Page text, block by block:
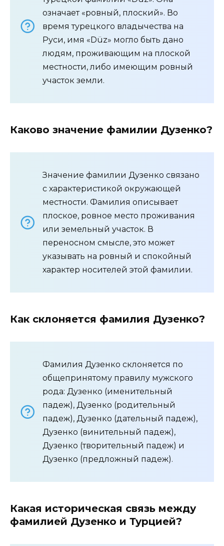
означает «ровный, плоский». Во
время турецкого владычества на
Руси, имя «Düz» могло быть дано
людям, проживающим на плоской
местности, либо имеющим ровный
участок земли.
Каково значение фамилии Дузенко?
Значение фамилии Дузенко связано
с характеристикой окружающей
местности. Фамилия описывает
плоское, ровное место проживания
или земельный участок. В
переносном смысле, это может
указывать на ровный и спокойный
характер носителей этой фамилии.
Как склоняется фамилия Дузенко?
Фамилия Дузенко склоняется по
общепринятому правилу мужского
рода: Дузенко (именительный
падеж), Дузенко (родительный
падеж), Дузенко (дательный падеж),
Дузенко (винительный падеж),
Дузенко (творительный падеж) и
Дузенко (предложный падеж).
Какая историческая связь между
фамилией Дузенко и Турцией?